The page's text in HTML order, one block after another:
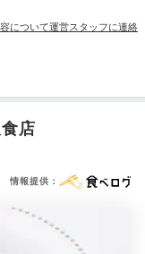
パジャマ
ドライヤー
お茶セット
について運営スタッフに連絡
店
情報提供：